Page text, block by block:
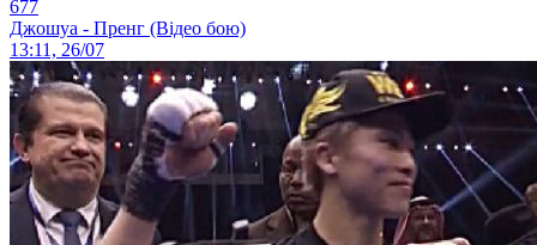
677
Джошуа - Пренг (Відео бою)
13:11, 26/07